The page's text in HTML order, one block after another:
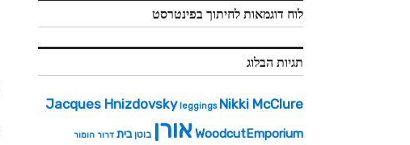
לוח דוגמאות לחיתוך בפינטרסט
תגיות הבלוג
Jacques Hnizdovsky leggings Nikki McClure
WoodcutEmporiumאורן בוטן בית דרור הומור